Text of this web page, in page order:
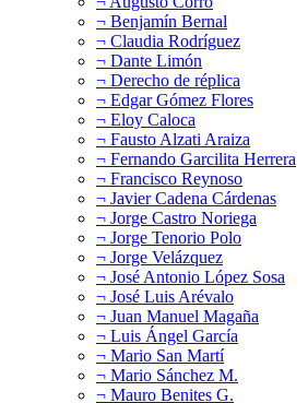
¬ Benjamín Bernal
¬ Claudia Rodríguez
¬ Dante Limón
¬ Derecho de réplica
¬ Edgar Gómez Flores
¬ Eloy Caloca
¬ Fausto Alzati Araiza
¬ Fernando Garcilita Herrera
¬ Francisco Reynoso
¬ Javier Cadena Cárdenas
¬ Jorge Castro Noriega
¬ Jorge Tenorio Polo
¬ Jorge Velázquez
¬ José Antonio López Sosa
¬ José Luis Arévalo
¬ Juan Manuel Magaña
¬ Luis Ángel García
¬ Mario San Martí
¬ Mario Sánchez M.
¬ Mauro Benites G.